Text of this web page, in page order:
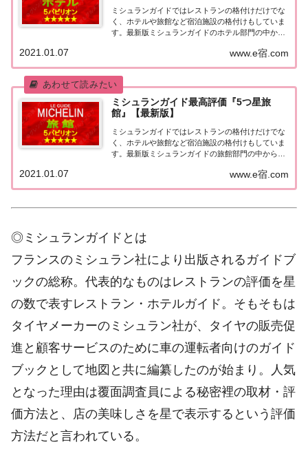
ミシュランガイドではレストランの格付けだけでな
く、ホテルや旅館など宿泊施設の格付けもしていま
す。最新版ミシュランガイドのホテル部門の中から
をまとめてみました♪ いずれのホテルも人気ランキ
ングなどで常に上位を賑わす有名ホテル。各ホテル
の...
www.e宿.com
2021.01.07
ミシュランガイド最高評価『5つ星旅
館』【最新版】
ミシュランガイドではレストランの格付けだけでな
く、ホテルや旅館など宿泊施設の格付けもしていま
す。最新版ミシュランガイドの旅館部門の中から最
とめてみました♪ いずれも人気ランキングなどで常
に上位を賑わす有名旅館。各旅館の情報と口コミ評
www.e宿.com
2021.01.07
◎ミシュランガイドとは
フランスのミシュラン社により出版されるガイドブ
ックの総称。代表的なものはレストランの評価を星
の数で表すレストラン・ホテルガイド。そもそもは
タイヤメーカーのミシュラン社が、タイヤの販売促
進と顧客サービスのために車の運転者向けのガイド
ブックとして地図と共に編纂したのが始まり。人気
となった理由は覆面調査員による秘密裡の取材・評
価方法と、店の美味しさを星で表示するという評価
方法だと言われている。